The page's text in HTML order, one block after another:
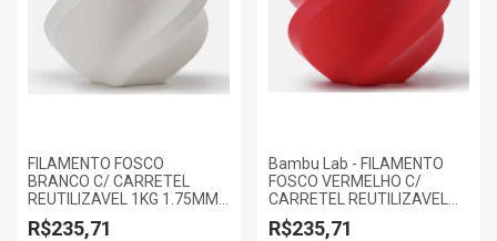
FILAMENTO FOSCO
BRANCO C/ CARRETEL
REUTILIZAVEL 1KG 1.75MM
BAMBULAB
R$235,71
Bambu Lab - FILAMENTO
FOSCO VERMELHO C/
CARRETEL REUTILIZAVEL
1KG 1.75MM BAMBU LAB
R$235,71